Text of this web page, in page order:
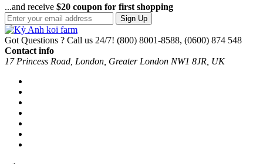
...and receive $20 coupon for first shopping
Sign Up
Got Questions ? Call us 24/7! (800) 8001-8588, (0600) 874 548
Contact info
17 Princess Road, London, Greater London NW1 8JR, UK